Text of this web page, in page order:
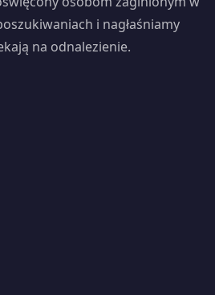
i nagłaśniamy
na odnalezienie.